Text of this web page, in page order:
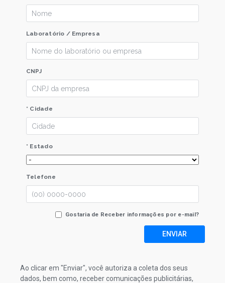
Laboratório / Empresa
CNPJ
* Cidade
* Estado
Telefone
Gostaria de Receber informações por e-mail?
ENVIAR
Ao clicar em "Enviar", você autoriza a coleta dos seus
dados, bem como, receber comunicações publicitárias,